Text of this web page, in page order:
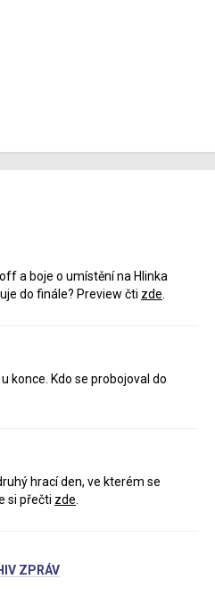
a boje o umístění na Hlinka
do finále? Preview čti zde
konce. Kdo se probojoval do
hrací den, ve kterém se
si přečti zde
ZPRÁV